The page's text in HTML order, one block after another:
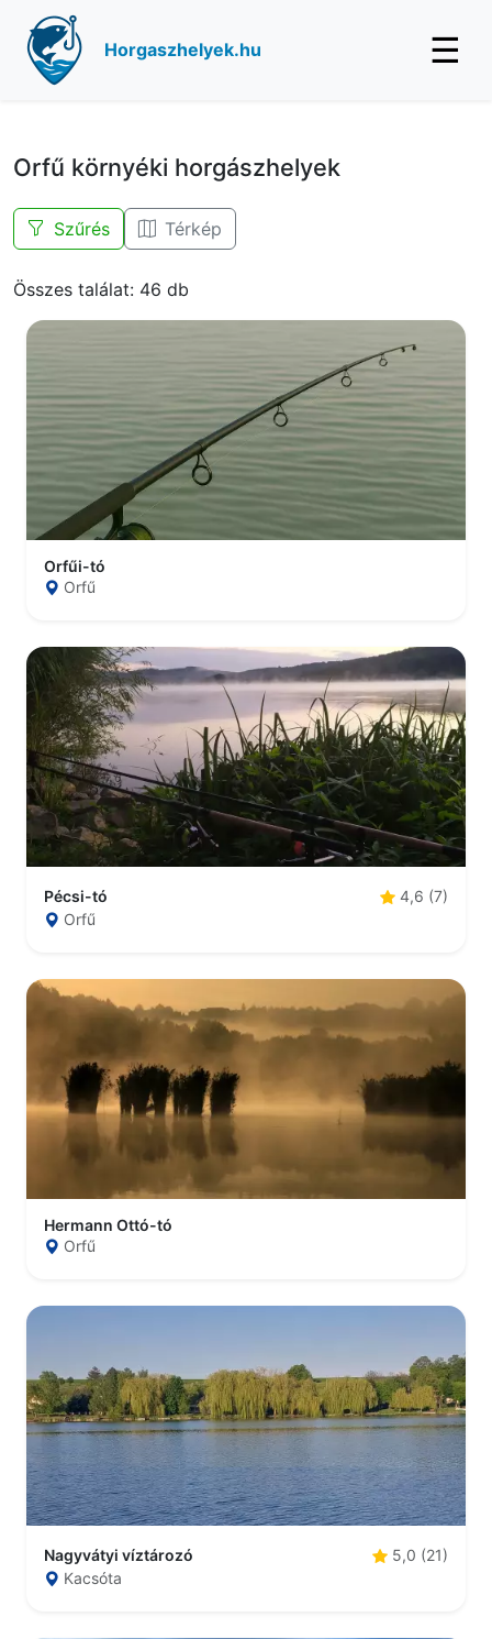
Horgaszhelyek.hu ☰
Orfű környéki horgászhelyek
Szűrés Térkép
Összes találat: 46 db
Orfűi-tó
Orfű
Pécsi-tó
4,6 (7)
Orfű
Hermann Ottó-tó
Orfű
Nagyvátyi víztározó
5,0 (21)
Kacsóta